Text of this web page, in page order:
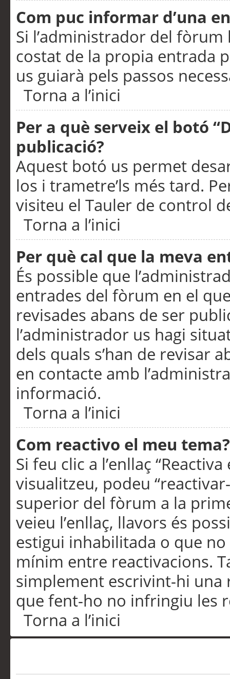
Com puc informar d’una
Si l’administrador del
costat de la propia entrada
us guiarà pels passos
Torna a l’inici
Per a què serveix el botó
publicació?
Aquest botó us permet
los i trametre’ls més tard.
visiteu el Tauler de control
Torna a l’inici
Per què cal que la meva
És possible que
entrades del fòrum en el
revisades abans de ser
l’administrador us hagi
dels quals s’han de revisar
en contacte amb
informació.
Torna a l’inici
Com reactivo el meu tema?
Si feu clic a l’enllaç
visualitzeu, podeu
superior del fòrum a la
veieu l’enllaç, llavors és
estigui inhabilitada o que
mínim entre reactivacions.
simplement escrivint-hi una
que fent-ho no infringiu les
Torna a l’inici